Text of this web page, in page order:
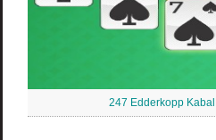
247 Edderkopp Kabal